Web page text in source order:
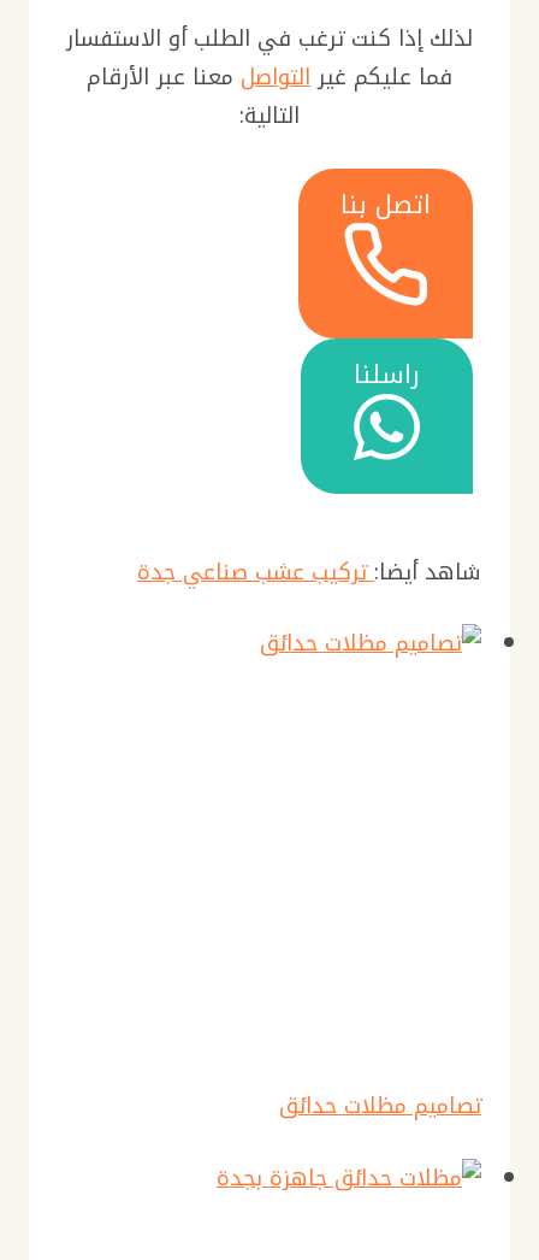
لذلك إذا كنت ترغب في الطلب أو الاستفسار
فما عليكم غيرالتواصل معنا عبر الأرقام
التالية:
اتصل بنا
راسلنا
شاهد أيضا:تركيب عشب صناعي جدة
تصاميم مظلات حدائق